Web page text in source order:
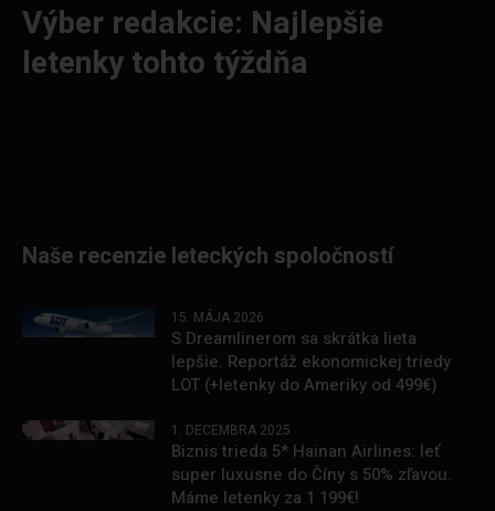
Výber redakcie: Najlepšie
letenky tohto týždňa
Naše recenzie leteckých spoločností
15. MÁJA 2026
S Dreamlinerom sa skrátka lieta
lepšie. Reportáž ekonomickej triedy
LOT (+letenky do Ameriky od 499€)
1. DECEMBRA 2025
Biznis trieda 5* Hainan Airlines: leť
super luxusne do Číny s 50% zľavou.
Máme letenky za 1 199€!